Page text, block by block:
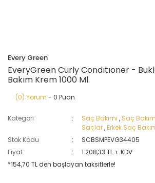
Every Green
EveryGreen Curly Condıtıoner -
Bakım Krem 1000 Ml.
(0) Yorum - 0 Puan
Kategori Saç Bakımı , Saç
Saçlar,Erkek Saç
Stok Kodu
SCBSMPEVG34405
Fiyat
1.208,33 TL + KDV
*154,70 TL den başlayan taksitlerle!